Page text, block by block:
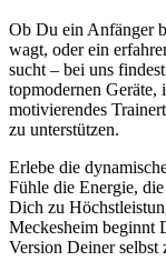
Ob Du ein Anfänger
wagt, oder ein
sucht – bei uns
topmodernen Geräte,
motivierendes
zu unterstützen.
Erlebe die
Fühle die Energie,
Dich zu
Meckesheim beginnt
Version Deiner selbst